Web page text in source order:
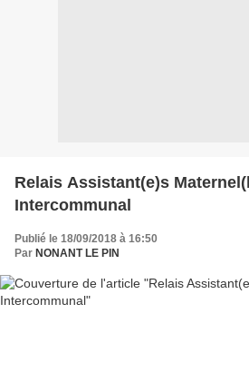
Relais Assistant(e)s
Intercommunal
Publié le 18/09/2018 à 16:50
Par NONANT LE PIN